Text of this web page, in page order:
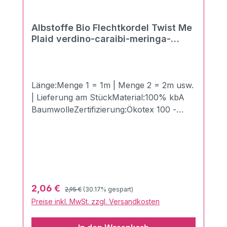
Albstoffe Bio Flechtkordel Twist Me
Plaid verdino-caraibi-meringa-
Länge:Menge 1 = 1m | Menge 2 = 2m usw.
| Lieferung am StückMaterial:100% kbA
BaumwolleZertifizierung:Ökotex 100 -
freien Lauf lassen und deinem nächsten
Nähprojekt das gewisse Etwas verleihen!
Perfekt kombinierbar mit anderen
Produkten aus dem Hause Albstoffe.Sie
Verkaufspreis:
2,06 € Regulärer Preis:
2,95 € (30.17% gespart)
Preise inkl. MwSt. zzgl. Versandkosten